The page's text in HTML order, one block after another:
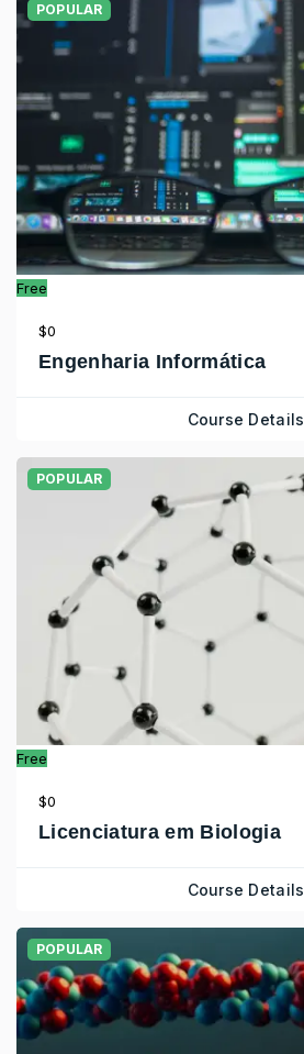
Free
POPULAR
$0
Engenharia Informática
Course Details
Free
POPULAR
$0
Licenciatura em Biologia
Course Details
POPULAR